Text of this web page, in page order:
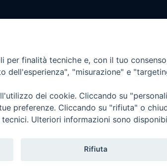
44 – 80067
Uffici:
tel. 0818714501
Giorni ed Orari
Uffici
Lunedì e
per finalità tecniche e, con il tuo
dell'esperienza", "misurazione" e
dei cookie. Cliccando su
preferenze. Cliccando su "rifiuta" o
Ulteriori informazioni sono
Rifiuta